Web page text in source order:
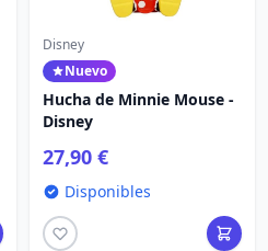
Disney
Nuevo
Hucha de Minnie Mouse -
Disney
27,90 €
Disponibles